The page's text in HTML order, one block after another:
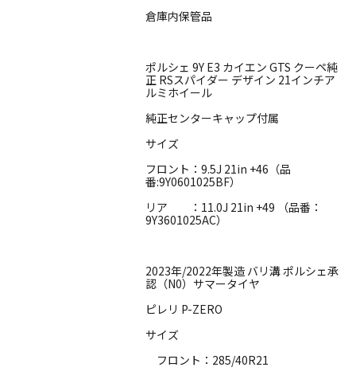
倉庫内保管品
ポルシェ 9Y E3 カイエン GTS クーペ純
正 RSスパイダー デザイン 21インチア
ルミホイール
純正センターキャップ付属
サイズ
フロント：9.5J 21in +46（品
番:9Y0601025BF）
リア ：11.0J 21in +49 （品番：
9Y3601025AC）
2023年/2022年製造 バリ溝 ポルシェ承
認（N0）サマータイヤ
ピレリ P-ZERO
サイズ
フロント：285/40R21